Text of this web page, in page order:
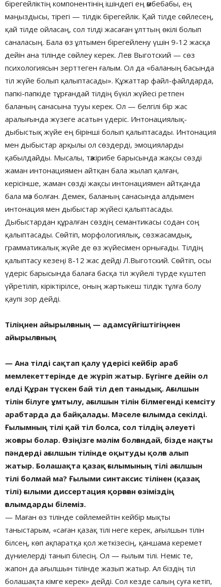
бірегейліктің компонентінің ішіндегі ең әмбебабы, ең
маңыздысы, тірегі — тілдік бірегейлік. Қай тілде сөйлесең,
қай тілде ойласаң, сол тілді жасаған ұлттың өкілі болып
саналасың. Бала өз ұлтымен бірегейлену үшін 9-12 жасқа
дейін ана тілінде сөйлеу керек. Лев Выготский — сөз
психологиясын зерттеген ғалым. Ол да «баланың басында
тіл жүйе болып қалыптасады». Құжаттар файл-файлдарда,
папкі-папкіде тұрғандай тілдің бүкіл жүйесі ретпен
баланың санасына тууы керек. Ол — белгілі бір жас
аралығында жүзеге асатын үдеріс. Интонациялық-
дыбыстық жүйе ең бірінші болып қалыптасады. Интонация
мен дыбыстар арқылы ол сөздерді, эмоцияларды
қабылдайды. Мысалы, тәжірибе барысында жақсы сөзді
жаман интонациямен айтқан бала жылап қалған,
керісінше, жаман сөзді жақсы интонациямен айтқанда
бала мәз болған. Демек, баланың санасында алдымен
интонация мен дыбыстар жүйесі қалыптасады.
Дыбыстардан құралған сөздің семантикасы содан соң
қалыптасады. Сөйтіп, морфологиялық, сөзжасамдық,
грамматикалық жүйе де өз жүйесімен орнығады. Тілдің
қалыптасу кезеңі 8-12 жас дейді Л.Выготский. Сөйтіп, осы
үдеріс барысында балаға басқа тіл жүйелі түрде күштеп
үйретіліп, кіріктірілсе, оның жартыкеш тілдік тұлға болу
қаупі зор дейді.
Тіліңнен айырылғаның — адамсүйгіштігіңнен
айырылғаның
— Ана тілді сақтап қалу үдерісі кейбір араб
мемлекеттерінде де жүріп жатыр. Бүгінге дейін ол
елді Құран түскен бай тіл деп таныдық. Ағылшын
тілін білуге ұмтылу, ағылшын тілін білмегенді кемсіту
арабтарда да байқалады. Мәселе ғылымда секілді.
Ғылымның тілі қай тіл болса, сол тілдің әлеуеті
жоғары болар. Өзіңізге мәлім болғандай, бізде нақты
пәндерді ағылшын тілінде оқытуды қолға алып
жатыр. Болашақта қазақ ғылымының тілі ағылшын
тілі болмай ма? Ғылыми синтаксис тілінен (қазақ
тілі) ғылыми диссертация қорғаған өзіміздің
ғалымдарды білеміз.
— Маған өз тілінде сөйлемейтін кейбір мықты
таныстарым, «саған қазақ тілі неге керек, ағылшын тілін
білсең, көп ақпаратқа қол жеткізесің, қаншама керемет
дүниелерді танып білесің. Ол — ғылым тілі. Неміс те,
жапон да ағылшын тілінде жазып жатыр. Ал біздің тіл
болашақта кімге керек» дейді. Сол кезде салың суға кетіп,